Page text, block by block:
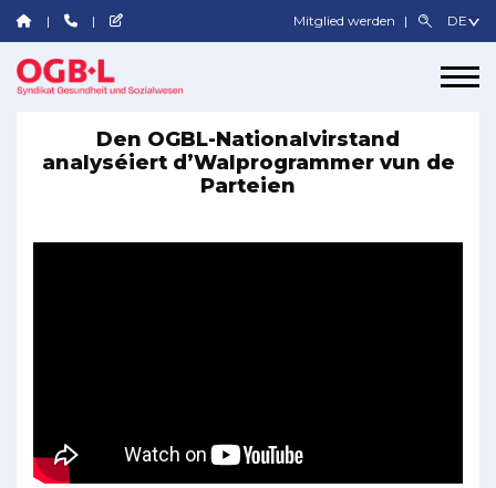
Mitglied werden
Den OGBL-Nationalvirstand
analyséiert d’Walprogrammer vun de
Parteien